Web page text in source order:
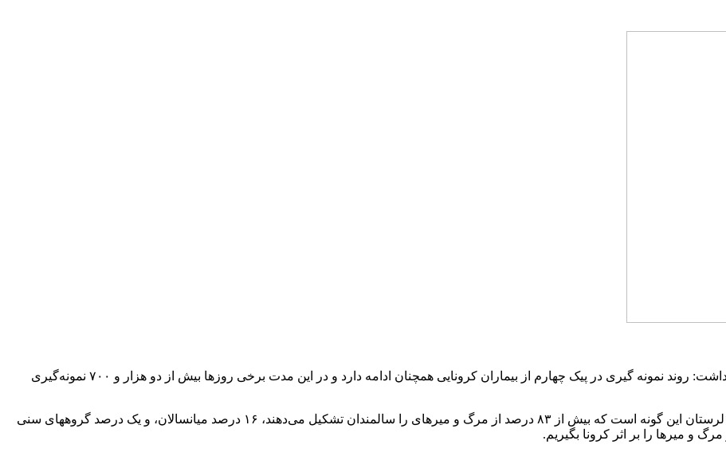
محمدرضا نیکبخت در گفت و گویی اظهار داشت: روند نمونه گیری در پیک چهارم از بیماران کرونایی همچنان ادامه دارد و در این مدت برخی روزها بیش از دو هزار و ۷۰۰ نمونه‌گیری
وی عنوان کرد: نمودار توزیع سنی مرگ بیماران کووید ۱۹ در استان لرستان این گونه است که بیش از ۸۳ درصد از مرگ و میرهای را سالمندان تشکیل می‌دهند، ۱۶ درصد میانسالان، و یک درصد گروههای سنی